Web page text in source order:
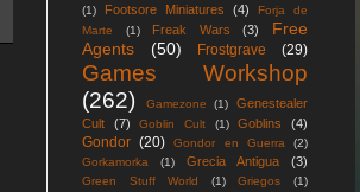
(1)
Footsore Miniatures (4)
Forja de
Marte
(1) Freak Wars (3)
Free
Agents
(50) Frostgrave (29)
Games Workshop
(262)
Gamezone (1)
Genestealer
Cult
(7) Goblin Cult (1) Goblins (4)
Gondor (20) Gondor en Guerra
(2)
Gorkamorka
(1) Grecia Antigua (3)
Green Stuff World (1) Griegos
(1)